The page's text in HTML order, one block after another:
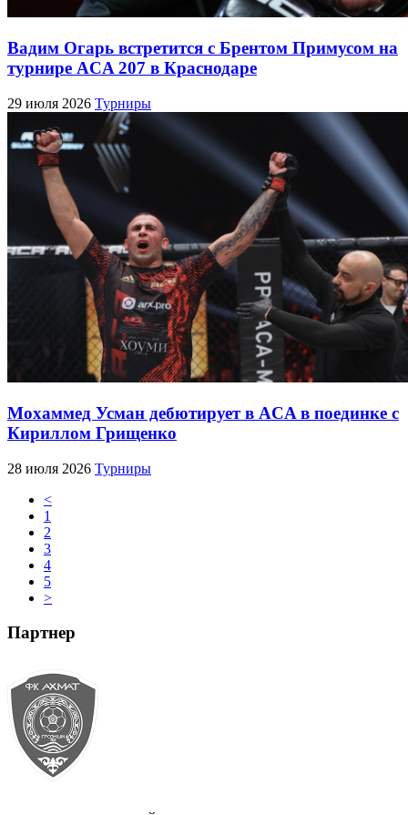
Вадим Огарь встретится с Брентом Примусом на
турнире ACA 207 в Краснодаре
29 июля 2026 Турниры
Мохаммед Усман дебютирует в ACA в поединке с
Кириллом Грищенко
28 июля 2026 Турниры
<
1
2
3
4
5
>
Партнер